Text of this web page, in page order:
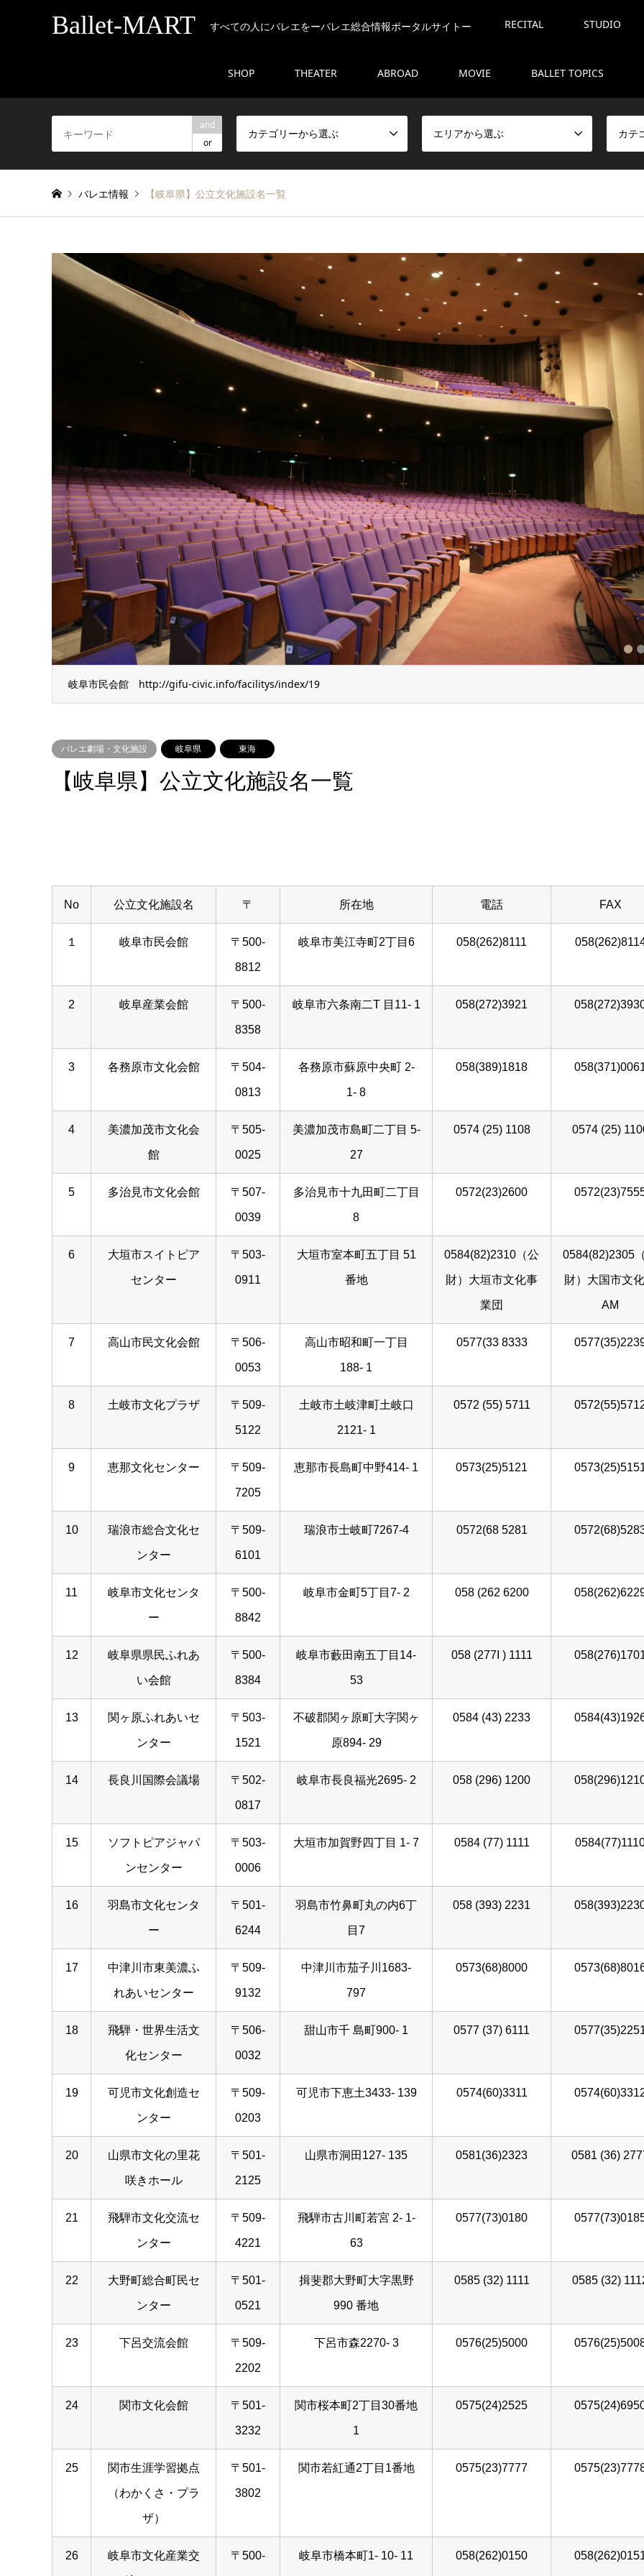
Ballet-MART すべての人にバレエをーバレエ総合情報ポータルサイトー RECITAL STUDIO
SHOP THEATER ABROAD MOVIE BALLET TOPICS
and
or
カテゴリーから選ぶ エリアから選ぶ カテ
バレエ情報 【岐阜県】公立文化施設名一覧
岐阜市民会館 http://gifu-civic.info/facilitys/index/19
バレエ劇場・文化施設 岐阜県 東海
【岐阜県】公立文化施設名一覧
No 公立文化施設名 〒 所在地 電話 FAX
１ 岐阜市民会館 〒500-
8812
岐阜市美江寺町2丁目6 058(262)8111
2 岐阜産業会館 〒500-
8358
岐阜市六条南二T 目11- 1 058(272)3921
3 各務原市文化会館 〒504-
0813
各務原市蘇原中央町 2-
1- 8
058(389)1818
4 美濃加茂市文化会
館
〒505-
0025
美濃加茂市島町二丁目 5-
27
0574 (25) 1108 0574 (25)
5 多治見市文化会館 〒507-
0039
多治見市十九田町二丁目
8
0572(23)2600
6 大垣市スイトピア
センター
〒503-
0911
大垣市室本町五丁目 51
番地
0584(82)2310（公
財）大垣市文化事
業団
0584(82)2305
財）大国市文
AM
7 高山市民文化会館 〒506-
0053
高山市昭和町一丁目
188- 1
0577(33 8333
8 土岐市文化プラザ 〒509-
5122
土岐市土岐津町土岐口
2121- 1
0572 (55) 5711
9 恵那文化センター 〒509-
7205
恵那市長島町中野414- 1 0573(25)5121
10 瑞浪市総合文化セ
ンター
〒509-
6101
瑞浪市士岐町7267-4 0572(68 5281
11 岐阜市文化センタ
ー
〒500-
8842
岐阜市金町5丁目7- 2 058 (262 6200
12 岐阜県県民ふれあ
い会館
〒500-
8384
岐阜市藪田南五丁目14-
53
058 (277I ) 1111
13 関ヶ原ふれあいセ
ンター
〒503-
1521
不破郡関ヶ原町大字関ヶ
原894- 29
0584 (43) 2233
14 長良川国際会議場 〒502-
0817
岐阜市長良福光2695- 2 058 (296) 1200
15 ソフトピアジャパ
ンセンター
〒503-
0006
大垣市加賀野四丁目 1- 7 0584 (77) 1111
16 羽島市文化センタ
ー
〒501-
6244
羽島市竹鼻町丸の内6丁
目7
058 (393) 2231
17 中津川市東美濃ふ
れあいセンター
〒509-
9132
中津川市茄子川1683-
797
0573(68)8000
18 飛騨・世界生活文
化センター
〒506-
0032
甜山市千 島町900- 1 0577 (37) 6111
19 可児市文化創造セ
ンター
〒509-
0203
可児市下恵土3433- 139 0574(60)3311
20 山県市文化の里花
咲きホール
〒501-
2125
山県市洞田127- 135 0581(36)2323 0581 (36)
21 飛騨市文化交流セ
ンター
〒509-
4221
飛騨市古川町若宮 2- 1-
63
0577(73)0180
22 大野町総合町民セ
ンター
〒501-
0521
揖斐郡大野町大字黒野
990 番地
0585 (32) 1111 0585 (32)
23 下呂交流会館 〒509-
2202
下呂市森2270- 3 0576(25)5000
24 関市文化会館 〒501-
3232
関市桜本町2丁目30番地
1
0575(24)2525
25 関市生涯学習拠点
（わかくさ・プラ
ザ）
〒501-
3802
関市若紅通2丁目1番地 0575(23)7777
26 岐阜市文化産業交 〒500- 岐阜市橋本町1- 10- 11 058(262)0150